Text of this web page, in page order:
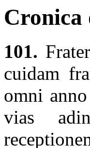
Cronica
101.
cuidam
omni
vias